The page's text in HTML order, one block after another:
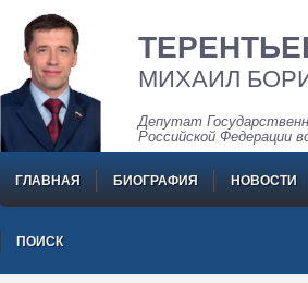
МИХАИЛ
Депутат
Российской Федерации
ГЛАВНАЯ БИОГРАФИЯ НОВОСТИ
ПОИСК